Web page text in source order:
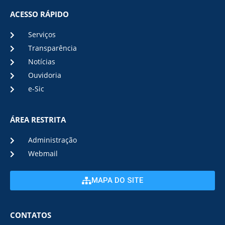
ACESSO RÁPIDO
Serviços
Transparência
Notícias
Ouvidoria
e-Sic
ÁREA RESTRITA
Administração
Webmail
MAPA DO SITE
CONTATOS